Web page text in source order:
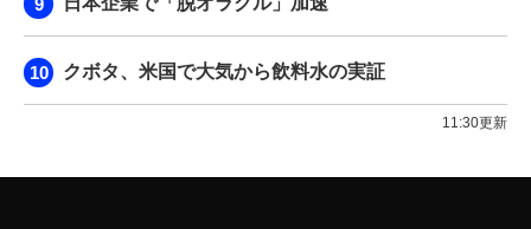
クボタ、米国で大気から飲料水の実証
11:30更新